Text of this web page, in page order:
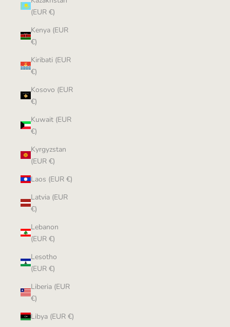
(EUR €)
Kenya (EUR
€)
Kiribati (EUR
€)
Kosovo (EUR
€)
Kuwait (EUR
€)
Kyrgyzstan
(EUR €)
Laos (EUR €)
Latvia (EUR
€)
Lebanon
(EUR €)
Lesotho
(EUR €)
Liberia (EUR
€)
Libya (EUR €)